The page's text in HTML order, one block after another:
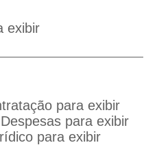
exibir
para exibir
para exibir
para exibir